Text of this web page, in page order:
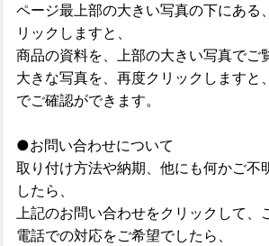
ページ最上部の大きい写真の下にある
リックしますと、
商品の資料を、上部の大きい写真でご
大きな写真を、再度クリックしますと
でご確認ができます。
●お問い合わせについて
取り付け方法や納期、他にも何かご不
したら、
上記のお問い合わせをクリックして、
電話での対応をご希望でしたら、